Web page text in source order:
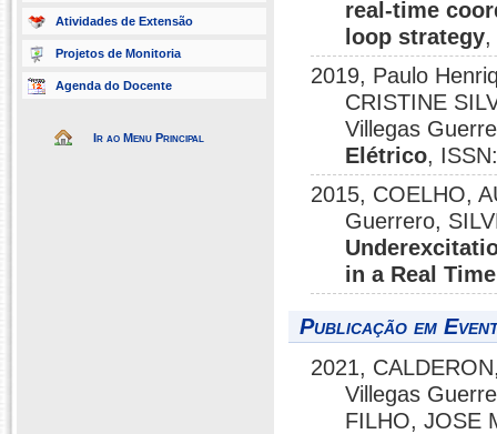
Atividades de Extensão
Projetos de Monitoria
Agenda do Docente
Ir ao Menu Principal
real-time
loop strategy,
2019, Paulo
CRISTINE
Villegas
Elétrico,
2015, COELHO,
Guerrero,
in a Real
Publicação em
2021,
Villegas
FILHO, JOSE